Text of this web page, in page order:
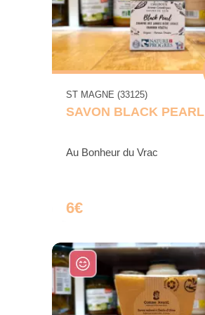
ST MAGNE (33125)
SAVON BLACK PEARL
Au Bonheur du Vrac
6€